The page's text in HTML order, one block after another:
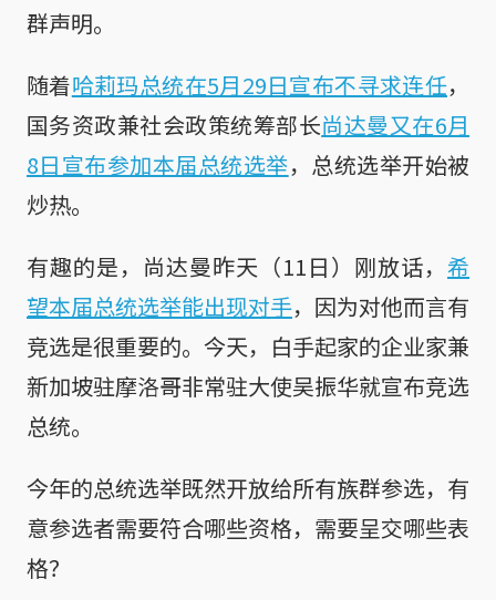
群声明。
随着哈莉玛总统在5月29日宣布不寻求连任，
国务资政兼社会政策统筹部长尚达曼又在6月
8日宣布参加本届总统选举，总统选举开始被
炒热。
有趣的是，尚达曼昨天（11日）刚放话， 希
望本届总统选举能出现对手，因为对他而言有
竞选是很重要的。今天，白手起家的企业家兼
新加坡驻摩洛哥非常驻大使吴振华就宣布竞选
总统。
今年的总统选举既然开放给所有族群参选，有
意参选者需要符合哪些资格，需要呈交哪些表
格？